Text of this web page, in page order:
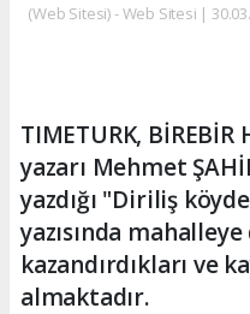
(Web Sitesi) - Web Sitesi |
TIMETURK, BİREBİR
yazarı Mehmet
yazdığı "Diriliş
yazısında
kazandırdıkları ve
almaktadır.